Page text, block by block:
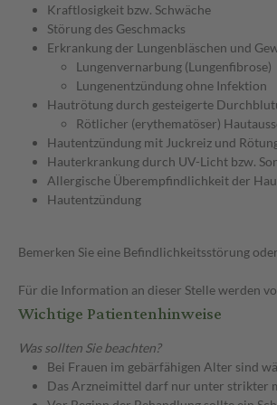
Kraftlosigkeit bzw. Schwäche
Störung des Geschmacks
Erkrankung der Lungenbläschen und
Lungenvernarbung (Lungenfibrose)
Lungenentzündung ohne Infektion
Hautrötung durch gesteigerte
Rötlicher (erythematöser)
Hautentzündung mit Juckreiz und
Hauterkrankung durch UV-Licht bzw.
Allergische Überempfindlichkeit der
Hautentzündung
Bemerken Sie eine Befindlichkeitsstörung
Für die Information an dieser Stelle werden
Wichtige Patientenhinweise
Was sollten Sie beachten?
Bei Frauen im gebärfähigen Alter sind
Das Arzneimittel darf nur unter strikter